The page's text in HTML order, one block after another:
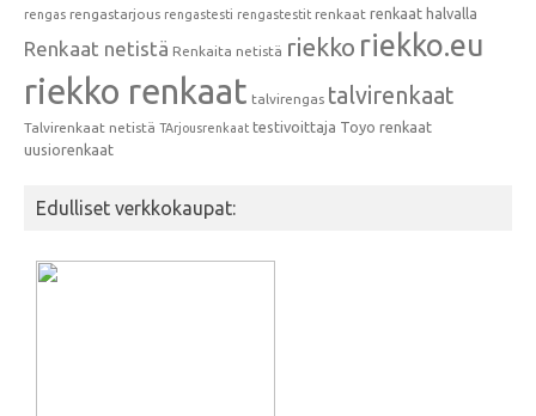
rengas rengastarjous rengastesti rengastestit renkaat renkaat halvalla
Renkaat netistä Renkaita netistä riekko riekko.eu
riekko renkaat talvirengas talvirenkaat
Talvirenkaat netistä TArjousrenkaat testivoittaja Toyo renkaat
uusiorenkaat
Edulliset verkkokaupat: